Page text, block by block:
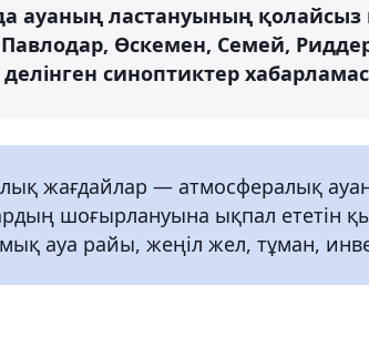
ауаның ластануының
Өскемен, Семей,
синоптиктер
жағдайлар — атмосфералық
шоғырлануына ықпал ететін
ауа райы, жеңіл жел, тұман,